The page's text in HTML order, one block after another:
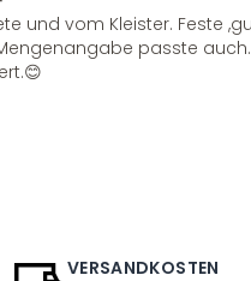
und vom Kleister. Feste
passte auch.
VERSANDKOSTEN